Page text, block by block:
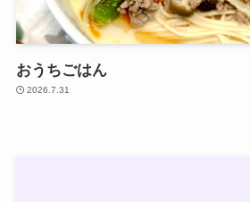
おうちごはん
2026.7.31